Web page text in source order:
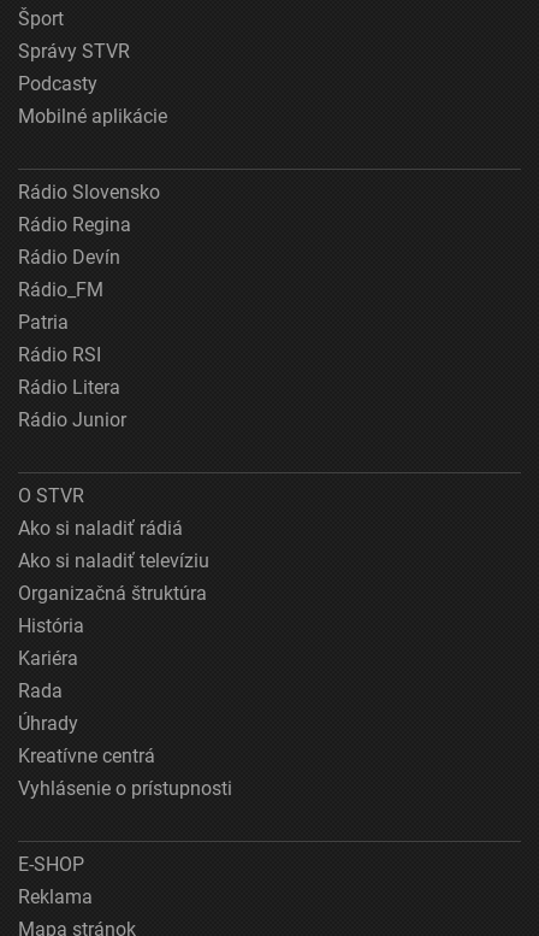
Šport
Správy STVR
Podcasty
Mobilné aplikácie
Rádio Slovensko
Rádio Regina
Rádio Devín
Rádio_FM
Patria
Rádio RSI
Rádio Litera
Rádio Junior
O STVR
Ako si naladiť rádiá
Ako si naladiť televíziu
Organizačná štruktúra
História
Kariéra
Rada
Úhrady
Kreatívne centrá
Vyhlásenie o prístupnosti
E-SHOP
Reklama
Mapa stránok